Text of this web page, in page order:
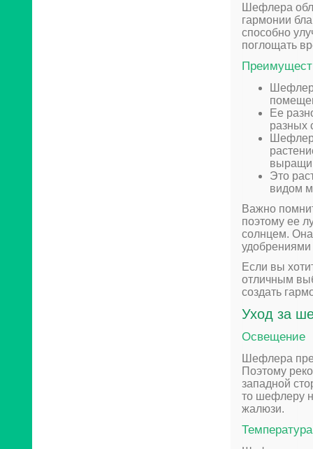
Шефлера
гармонии
способно
поглощать
Ее
разных
Это
видом
Важно
поэтому ее
солнцем. Она
удобрениями
Если вы
отличным
создать
Уход за
Освещение
Шефлера
Поэтому
западной
то шефлеру
жалюзи.
Температура